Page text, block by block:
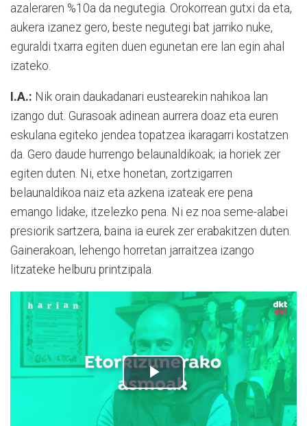
azaleraren %10a da negutegia. Orokorrean gutxi da eta,
aukera izanez gero, beste negutegi bat jarriko nuke,
eguraldi txarra egiten duen egunetan ere lan egin ahal
izateko.
I.A.: Nik orain daukadanari eustearekin nahikoa lan
izango dut. Gurasoak adinean aurrera doaz eta euren
eskulana egiteko jendea topatzea ikaragarri kostatzen
da. Gero daude hurrengo belaunaldikoak; ia horiek zer
egiten duten. Ni, etxe honetan, zortzigarren
belaunaldikoa naiz eta azkena izateak ere pena
emango lidake, itzelezko pena. Ni ez noa seme-alabei
presiorik sartzera, baina ia eurek zer erabakitzen duten.
Gainerakoan, lehengo horretan jarraitzea izango
litzateke helburu printzipala.